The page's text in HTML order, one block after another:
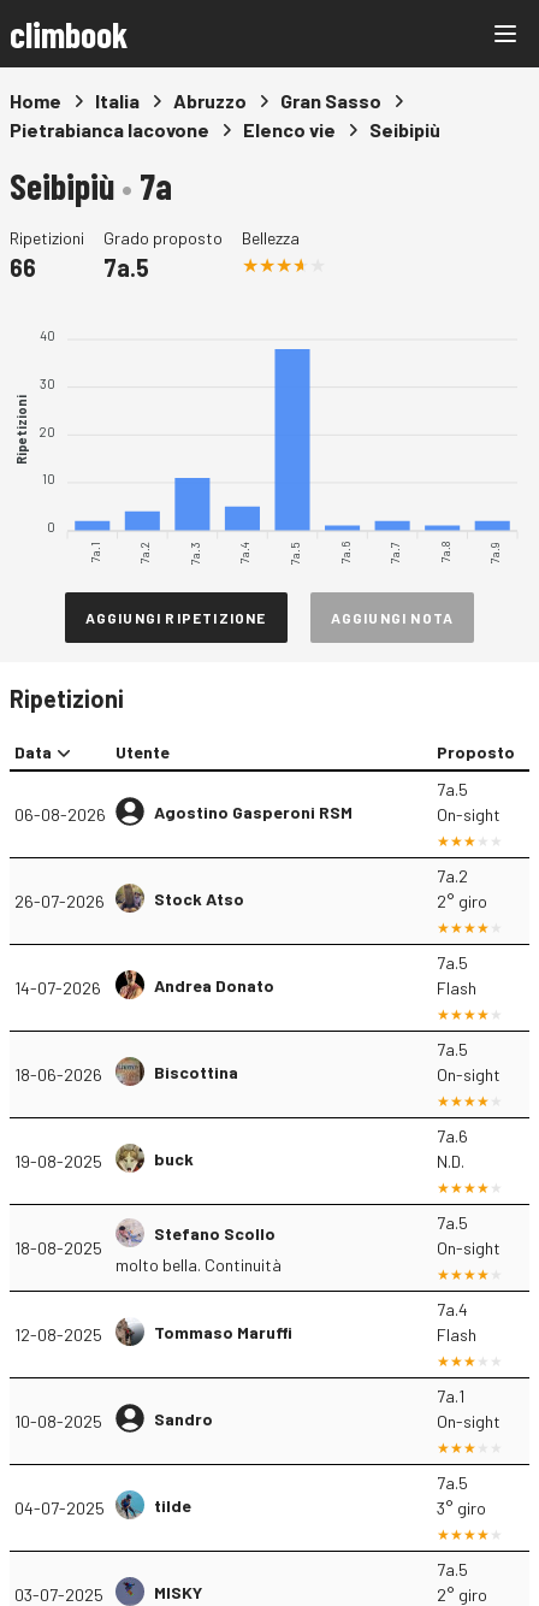
climbook
Home Italia Abruzzo
Gran Sasso
Pietrabianca Iacovone
Elenco vie Seibipiù
Seibipiù• 7a
Ripetizioni
66
Grado proposto
7a.5
Bellezza
40
30
20
10
0
Ripetizioni
7a.1 7a.2 7a.3 7a.4 7a.5 7a.6 7a.7 7a.8 7a.9
AGGIUNGI RIPETIZIONE AGGIUNGI NOTA
Ripetizioni
Data Utente Proposto
06-08-2026 Agostino Gasperoni RSM
7a.5
On-sight
26-07-2026 Stock Atso
7a.2
2° giro
14-07-2026 Andrea Donato
7a.5
Flash
18-06-2026 Biscottina
7a.5
On-sight
19-08-2025 buck
7a.6
N.D.
18-08-2025
Stefano Scollo
molto bella. Continuità
7a.5
On-sight
12-08-2025 Tommaso Maruffi
7a.4
Flash
10-08-2025 Sandro
7a.1
On-sight
04-07-2025 tilde
7a.5
3° giro
03-07-2025 MISKY
7a.5
2° giro